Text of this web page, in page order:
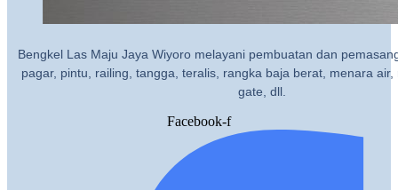
Bengkel Las Maju Jaya Wiyoro melayani pembuatan dan
pagar, pintu, railing, tangga, teralis, rangka baja berat, menara air,
gate, dll.
Facebook-f